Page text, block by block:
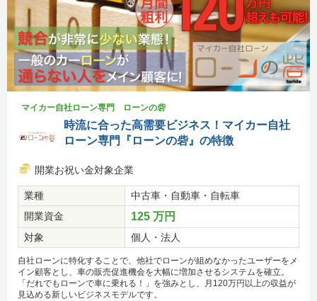
マイカー自社ローン専門 ローンの砦
時流に合った高需要ビジネス！マイカー自社
ローン専門『ローンの砦』の特徴
開業お祝い金対象企業
業種
中古車・自動車・自転車
開業資金
125 万円
対象 個人・法人
自社ローンに特化することで、他社でローンが組めなかったユーザーをメ
イン顧客とし、車の販売促進機会を大幅に増加させるシステムを確立。
「だれでもローンで車に乗れる！」を強みとし、月120万円以上の収益が
見込める新しいビジネスモデルです。